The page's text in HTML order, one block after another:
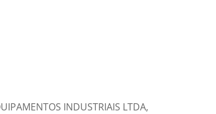
INDUSTRIAIS LTDA,